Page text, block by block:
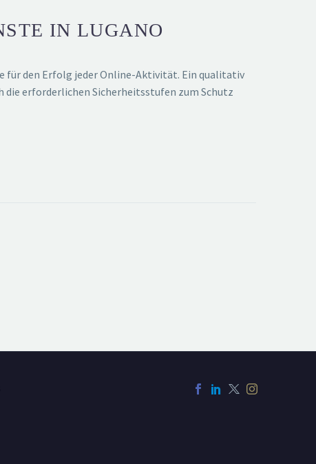
IN LUGANO
für den Erfolg jeder Online-Aktivität. Ein qualitativ
erforderlichen Sicherheitsstufen zum Schutz